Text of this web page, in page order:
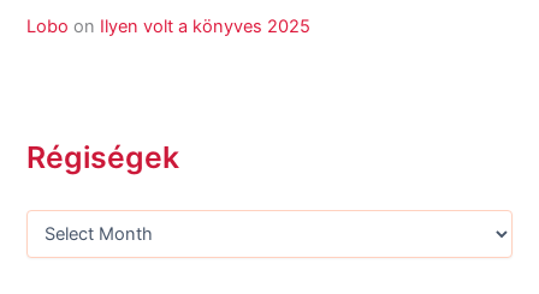
Lobo on Ilyen volt a könyves 2025
Régiségek